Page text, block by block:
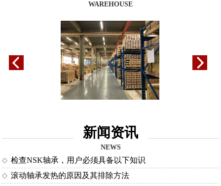
WAREHOUSE
新闻资讯
NEWS
检查NSK轴承，用户必须具备以下知识
滚动轴承发热的原因及其排除方法